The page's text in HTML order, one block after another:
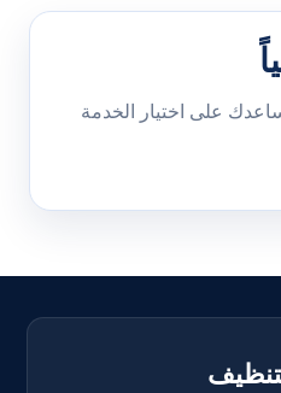
على اختيار الخدمة